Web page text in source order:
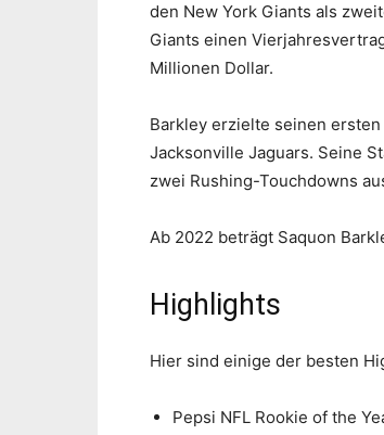
den New York Giants als
Giants einen
Millionen Dollar.
Barkley erzielte seinen
Jacksonville Jaguars. Seine
zwei Rushing-Touchdowns
Ab 2022 beträgt Saquon
Highlights
Hier sind einige der besten
Pepsi NFL Rookie of the